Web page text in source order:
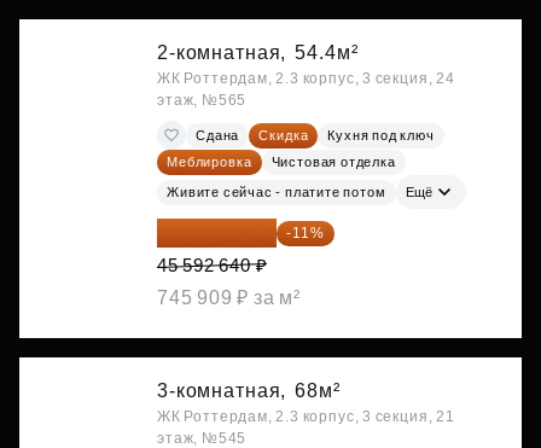
2-комнатная, 54.4м²
ЖК Роттердам, 2.3 корпус, 3 секция, 24
этаж, №565
Сдана Скидка
Кухня под ключ
Меблировка
Чистовая отделка
Живите сейчас - платите потом Ещё
40 577 450 ₽ -11%
45 592 640 ₽
745 909 ₽ за м²
3-комнатная, 68м²
ЖК Роттердам, 2.3 корпус, 3 секция, 21
этаж, №545